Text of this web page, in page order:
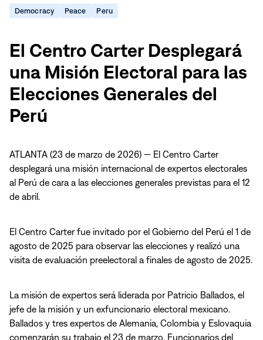
on
Facebook
on
LinkedIn
on
X
via
Email
Democracy Peace Peru
El Centro Carter Desplegará
una Misión Electoral para las
Elecciones Generales del
Perú
ATLANTA (23 de marzo de 2026) — El Centro Carter
desplegará una misión internacional de expertos electorales
al Perú de cara a las elecciones generales previstas para el 12
de abril.
El Centro Carter fue invitado por el Gobierno del Perú el 1 de
agosto de 2025 para observar las elecciones y realizó una
visita de evaluación preelectoral a finales de agosto de 2025.
La misión de expertos será liderada por Patricio Ballados, el
jefe de la misión y un exfuncionario electoral mexicano.
Ballados y tres expertos de Alemania, Colombia y Eslovaquia
comenzarán su trabajo el 23 de marzo. Funcionarios del